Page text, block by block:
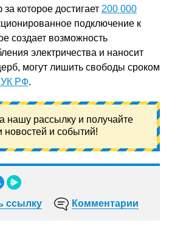
которое достигает 200 000
подключение к
создает возможность
электричества и наносит
могут лишить свободы сроком
УК РФ.
нашу рассылку и получайте
новостей и событий!
ссылку Комментарии